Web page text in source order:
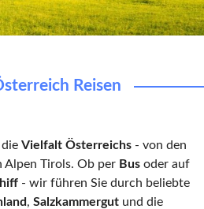
Reisen
Vielfalt Österreichs - von den
Alpen Tirols. Ob per Bus oder auf
- wir führen Sie durch beliebte
, Salzkammergut und die